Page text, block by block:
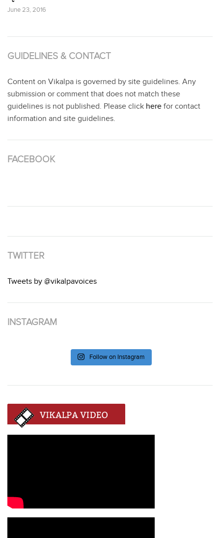
June 23, 2016
GUIDELINES & CONTACT
Content on Vikalpa is governed by site guidelines. Any
submission or comment that does not match these
guidelines is not published. Please click here for contact
information and site guidelines.
FACEBOOK
TWITTER
Tweets by @vikalpavoices
INSTAGRAM
Follow on Instagram